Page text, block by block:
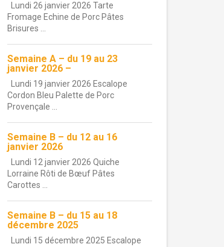
Lundi 26 janvier 2026 Tarte
Fromage Echine de Porc Pâtes
Brisures ...
Semaine A – du 19 au 23
janvier 2026 –
Lundi 19 janvier 2026 Escalope
Cordon Bleu Palette de Porc
Provençale ...
Semaine B – du 12 au 16
janvier 2026
Lundi 12 janvier 2026 Quiche
Lorraine Rôti de Bœuf Pâtes
Carottes ...
Semaine B – du 15 au 18
décembre 2025
Lundi 15 décembre 2025 Escalope